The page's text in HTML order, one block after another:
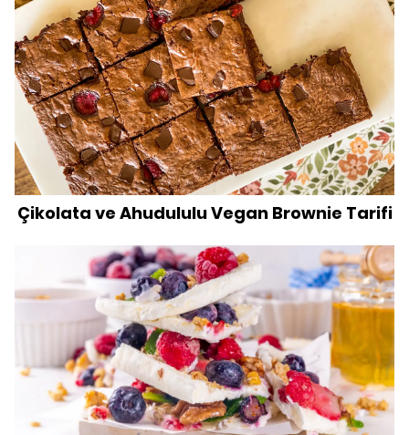
Çikolata ve Ahudululu Vegan Brownie Tarifi